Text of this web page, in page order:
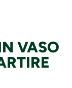
VASO